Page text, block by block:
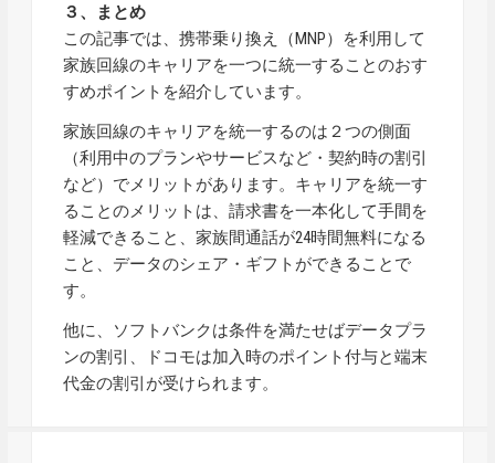
３、まとめ
この記事では、携帯乗り換え（MNP）を利用して
家族回線のキャリアを一つに統一することのおす
すめポイントを紹介しています。
家族回線のキャリアを統一するのは２つの側面
（利用中のプランやサービスなど・契約時の割引
など）でメリットがあります。キャリアを統一す
ることのメリットは、請求書を一本化して手間を
軽減できること、家族間通話が24時間無料になる
こと、データのシェア・ギフトができることで
す。
他に、ソフトバンクは条件を満たせばデータプラ
ンの割引、ドコモは加入時のポイント付与と端末
代金の割引が受けられます。